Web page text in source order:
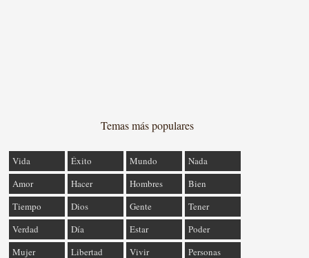
Temas más populares
Vida Éxito Mundo
Nada
Amor
Hacer Hombres
Bien
Tiempo
Dios Gente
Tener
Verdad
Día Estar
Poder
Mujer
Libertad Vivir Personas